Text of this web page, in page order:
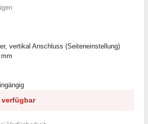
vertikal Anschluss (Seiteneinstellung)